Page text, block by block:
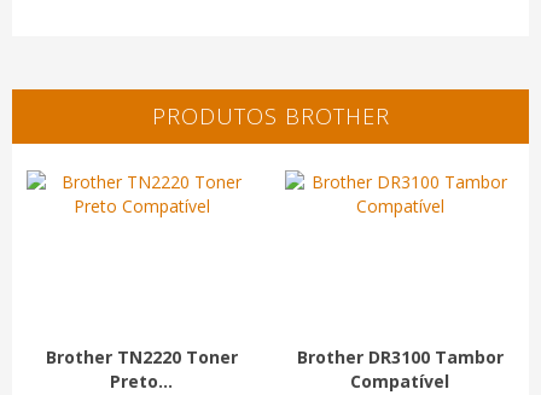
PRODUTOS BROTHER
Brother TN2220 Toner
Preto...
Brother DR3100 Tambor
Compatível